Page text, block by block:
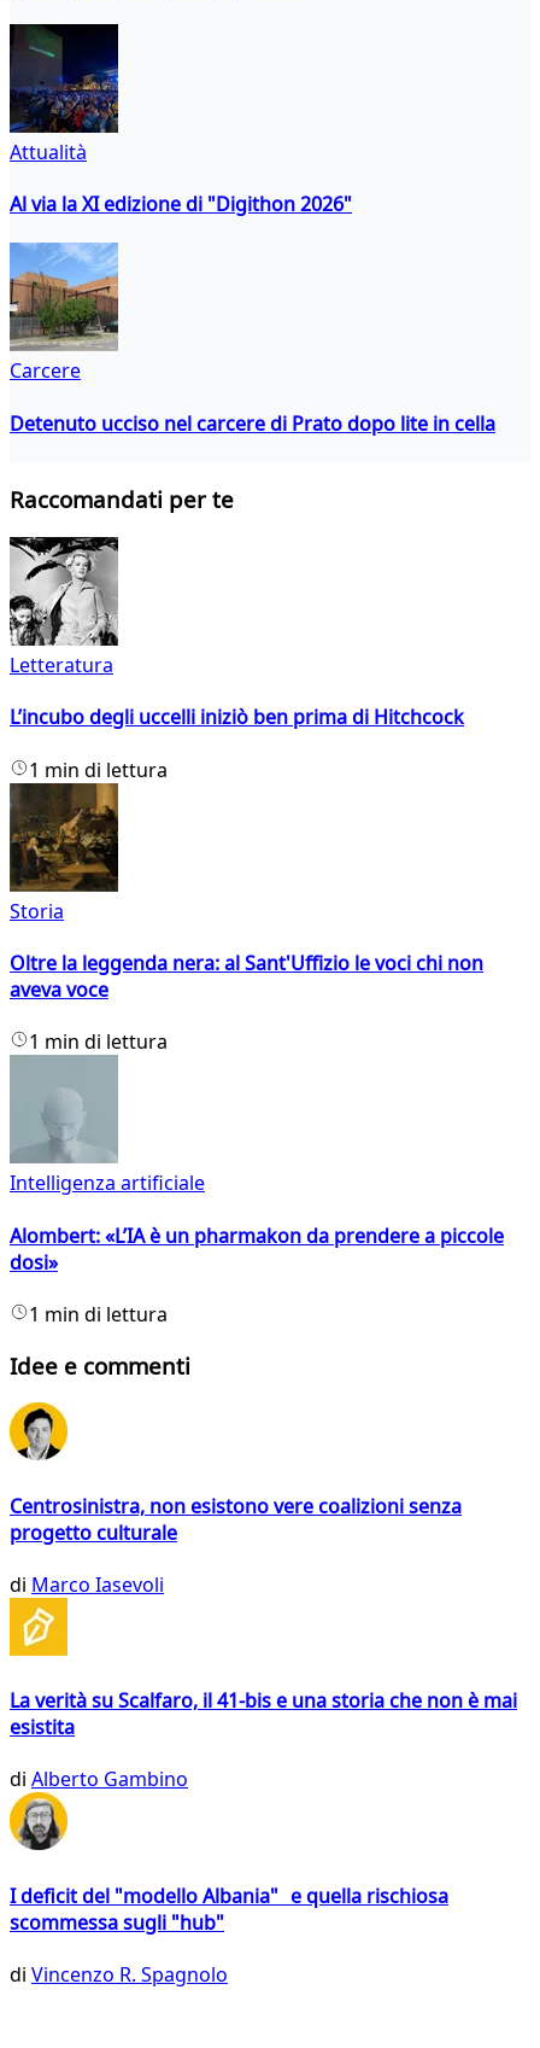
Attualità
Al via la XI edizione di "Digithon 2026"
Carcere
Detenuto ucciso nel carcere di Prato dopo lite in cella
Raccomandati per te
Letteratura
L’incubo degli uccelli iniziò ben prima di Hitchcock
1 min di lettura
Storia
Oltre la leggenda nera: al Sant'Uffizio le voci chi non
aveva voce
1 min di lettura
Intelligenza artificiale
Alombert: «L’IA è un pharmakon da prendere a piccole
dosi»
1 min di lettura
Idee e commenti
Centrosinistra, non esistono vere coalizioni senza
progetto culturale
di Marco Iasevoli
La verità su Scalfaro, il 41-bis e una storia che non è mai
esistita
di Alberto Gambino
I deficit del "modello Albania" e quella rischiosa
scommessa sugli "hub"
di Vincenzo R. Spagnolo